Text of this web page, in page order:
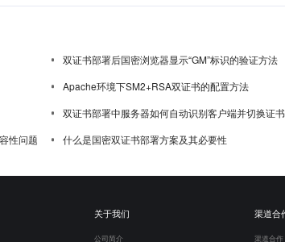
双证书部署后国密浏览器显示“GM”标识的验证方法
Apache环境下SM2+RSA双证书的配置方法
双证书部署中服务器如何自动识别客户端并切换证书
性问题
什么是国密双证书部署方案及其必要性
关于我们
公司简介
渠道合
渠道合作